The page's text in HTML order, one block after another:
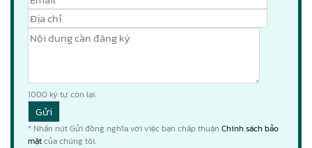
1000 ký tự còn lại.
* Nhấn nút Gửi đồng nghĩa với việc bạn chấp thuận Chính sách bảo
mậtcủa chúng tôi.